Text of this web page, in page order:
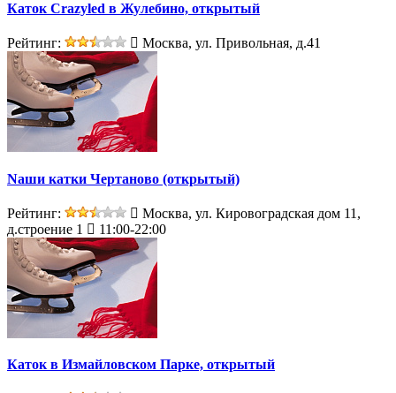
Каток Crazyled в Жулебино, открытый
Рейтинг: Москва, ул. Привольная, д.41
Nаши катки Чертаново (открытый)
Рейтинг:
Москва, ул. Кировоградская дом 11,
д.строение 1
11:00-22:00
Каток в Измайловском Парке, открытый